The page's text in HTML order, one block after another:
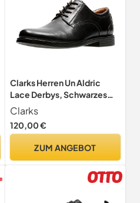
Clarks Herren Un Aldric
Lace Derbys, Schwarzes
Leder, 44.5 EU Weit
Clarks
120,00 €
ZUM ANGEBOT